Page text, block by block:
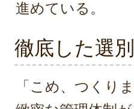
進めている。
徹底した選
「こめ、つくり